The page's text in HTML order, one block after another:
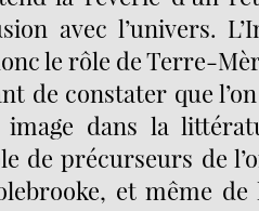
avec l’univers.
le rôle de Terre-
de constater que
dans la
de précurseurs de
et même de